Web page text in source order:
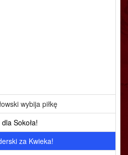
wybija piłkę
Sokoła!
za Kwieka!